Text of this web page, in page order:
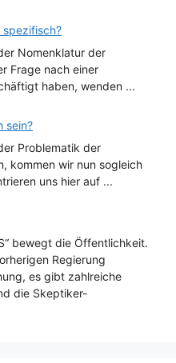
spezifisch?
Nomenklatur der
Frage nach einer
haben, wenden ...
sein?
Problematik der
kommen wir nun sogleich
uns hier auf ...
bewegt die Öffentlichkeit.
Regierung
es gibt zahlreiche
die Skeptiker-